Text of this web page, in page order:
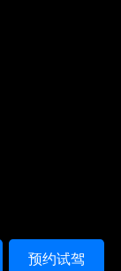
预约试驾